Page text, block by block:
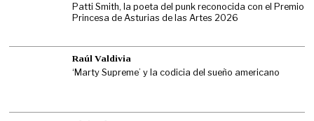
Patti Smith, la poeta del punk reconocida con el Premio
Princesa de Asturias de las Artes 2026
Raúl Valdivia
‘Marty Supreme’ y la codicia del sueño americano